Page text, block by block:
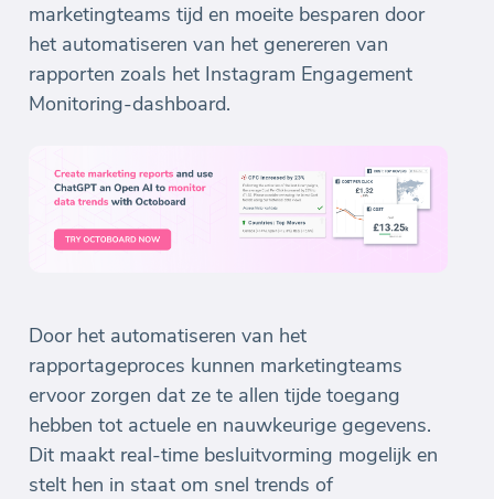
marketingteams tijd en moeite besparen door
het automatiseren van het genereren van
rapporten zoals het Instagram Engagement
Monitoring-dashboard.
Door het automatiseren van het
rapportageproces kunnen marketingteams
ervoor zorgen dat ze te allen tijde toegang
hebben tot actuele en nauwkeurige gegevens.
Dit maakt real-time besluitvorming mogelijk en
stelt hen in staat om snel trends of